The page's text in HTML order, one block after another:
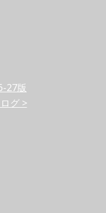
27版
グ >